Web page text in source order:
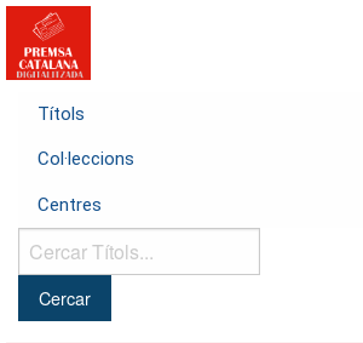
Títols
Col·leccions
Centres
Cercar
Títols...